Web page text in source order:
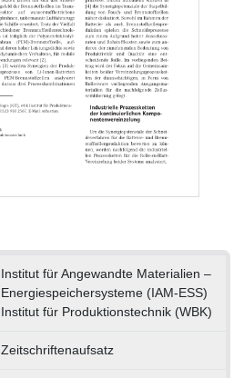
Institut für Angewandte Materialien –
Energiespeichersysteme (IAM-ESS)
Institut für Produktionstechnik (WBK)
Zeitschriftenaufsatz